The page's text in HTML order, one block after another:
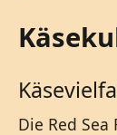
Die Red